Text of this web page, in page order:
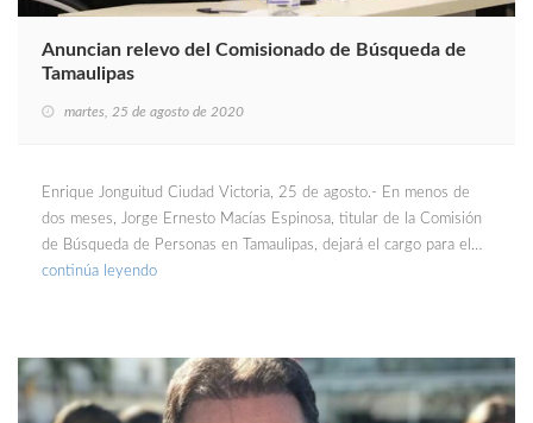
Anuncian relevo del Comisionado de Búsqueda de
Tamaulipas
martes, 25 de agosto de 2020
Enrique Jonguitud Ciudad Victoria, 25 de agosto.- En menos de
dos meses, Jorge Ernesto Macías Espinosa, titular de la Comisión
de Búsqueda de Personas en Tamaulipas, dejará el cargo para el…
continúa leyendo